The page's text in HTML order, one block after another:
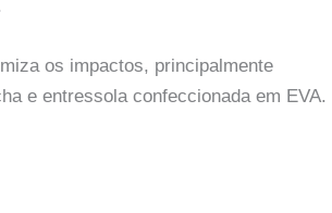
os impactos, principalmente
e entressola confeccionada em EVA.